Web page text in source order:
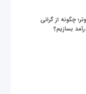
چگونه از گرانی
بسازیم؟